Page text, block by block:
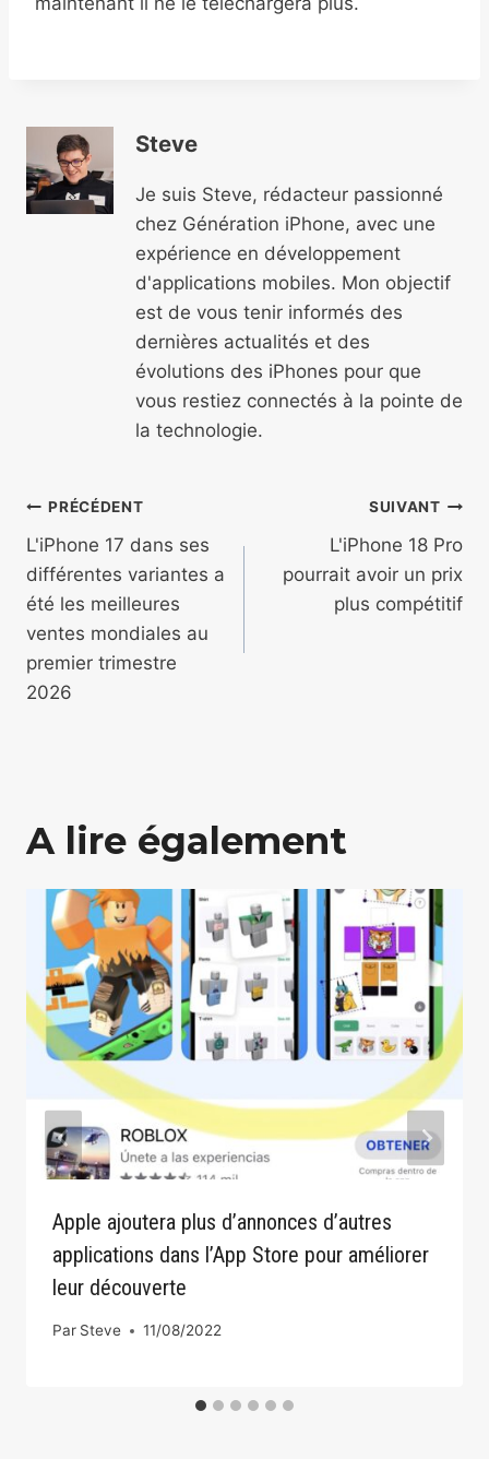
Steve
Je suis Steve, rédacteur passionné
chez Génération iPhone, avec une
expérience en développement
d'applications mobiles. Mon objectif
est de vous tenir informés des
dernières actualités et des
évolutions des iPhones pour que
vous restiez connectés à la pointe de
la technologie.
Navigation
de
l’article
PRÉCÉDENT
L'iPhone 17 dans ses
différentes variantes a
été les meilleures
ventes mondiales au
premier trimestre
2026
SUIVANT
L'iPhone 18 Pro
pourrait avoir un prix
plus compétitif
A lire également
Apple ajoutera plus d’annonces d’autres
applications dans l’App Store pour améliorer
leur découverte
Par Steve 11/08/2022